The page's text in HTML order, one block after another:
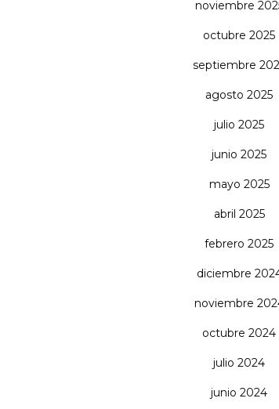
noviembre
octubre 2025
septiembre
agosto 2025
julio 2025
junio 2025
mayo 2025
abril 2025
febrero 2025
diciembre
noviembre
octubre 2024
julio 2024
junio 2024